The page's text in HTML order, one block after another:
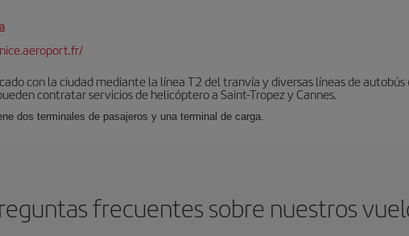
con la ciudad mediante la línea T2 del tranvía y diversas líneas de
contratar servicios de helicóptero a Saint-Tropez y Cannes.
dos terminales de pasajeros y una terminal de carga.
frecuentes sobre nuestros